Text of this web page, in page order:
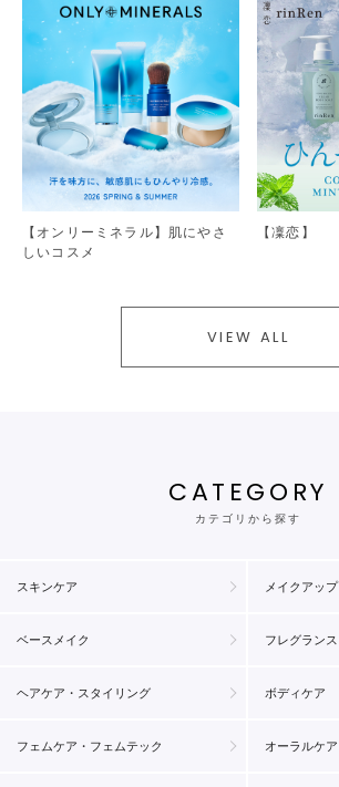
【オンリーミネラル】肌にやさ
しいコスメ
【凜恋】
VIEW ALL
CATEGORY
カテゴリから探す
スキンケア メイクアップ
ベースメイク フレグランス
ヘアケア・スタイリング ボディケア
フェムケア・フェムテック オーラルケア